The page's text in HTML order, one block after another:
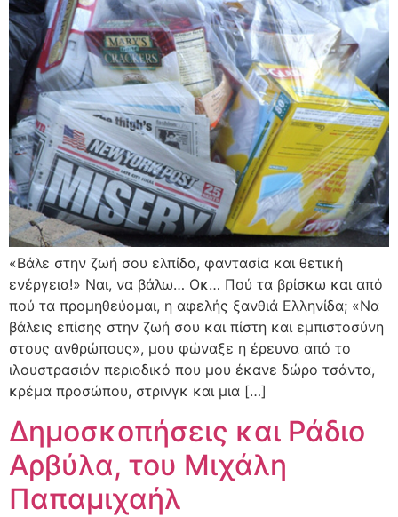
«Βάλε στην ζωή σου ελπίδα, φαντασία και θετική
ενέργεια!» Ναι, να βάλω… Οκ… Πού τα βρίσκω και από
πού τα προμηθεύομαι, η αφελής ξανθιά Ελληνίδα; «Να
βάλεις επίσης στην ζωή σου και πίστη και εμπιστοσύνη
στους ανθρώπους», μου φώναξε η έρευνα από το
ιλουστρασιόν περιοδικό που μου έκανε δώρο τσάντα,
κρέμα προσώπου, στρινγκ και μια […]
Δημοσκοπήσεις και Ράδιο
Αρβύλα, του Μιχάλη
Παπαμιχαήλ